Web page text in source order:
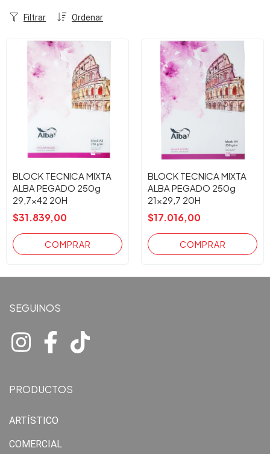
Ordenar
Filtrar
BLOCK TECNICA MIXTA
ALBA PEGADO 250g
29,7x42 20H
$31.839,00
BLOCK TECNICA MIXTA
ALBA PEGADO 250g
21x29,7 20H
$17.016,00
SEGUINOS
PRODUCTOS
ARTÍSTICO
COMERCIAL